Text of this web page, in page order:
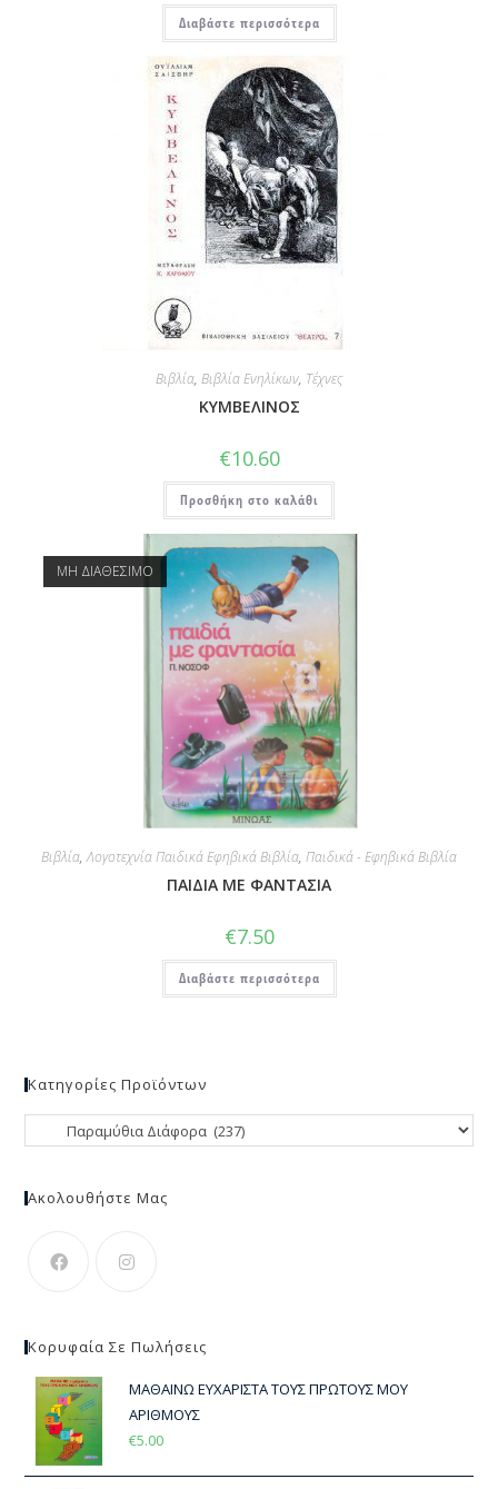
Διαβάστε περισσότερα
Βιβλία, Βιβλία Ενηλίκων, Τέχνες
ΚΥΜΒΕΛΙΝΟΣ
€10.60
Προσθήκη στο καλάθι
ΜΗ ΔΙΑΘΕΣΙΜΟ
Βιβλία,Λογοτεχνία Παιδικά Εφηβικά Βιβλία, Παιδικά - Εφηβικά Βιβλία
ΠΑΙΔΙΑ ΜΕ ΦΑΝΤΑΣΙΑ
€7.50
Διαβάστε περισσότερα
Κατηγορίες Προϊόντων
Ακολουθήστε Μας
Κορυφαία Σε Πωλήσεις
ΜΑΘΑΙΝΩ ΕΥΧΑΡΙΣΤΑ ΤΟΥΣ ΠΡΩΤΟΥΣ ΜΟΥ
ΑΡΙΘΜΟΥΣ
€5.00